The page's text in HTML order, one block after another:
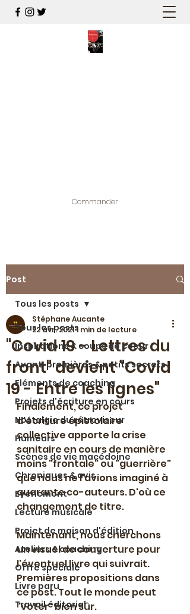
Commander
Post
Tous les posts
Inspirations & coups de coeur
Avant-premières & petits secrets
Eléments de coaching
Projets d'écriture en cours
Nostalgie du rétroviseur
Humeurs
Scènes de vie macédoine
Chroniques & avis
Evénement
Lecture musicale
Projet de maison d'édition
Ateliers & coaching
Offre spéciale
Livre paru
Travail éditorial
Tous les posts
"Covid 19 - Lettres du
front" devient "Covid
19 - Entre les lignes"
Stéphane Aucante
22 avr. 20211 min de lecture
Finalement, ce projet
d'écriture épistolaire
collective apporte la crise
sanitaire en cours de manière
moins "frontale" ou "guerrière"
que nous ne l'avions imaginé à
quarante co-auteurs. D'où ce
changement de titre.
Maintenant, nous cherchons
un visuel de couverture pour
l'éventuel livre qui suivrait.
Premières propositions dans
ce post. Tout le monde peut
"voter" bien sûr.